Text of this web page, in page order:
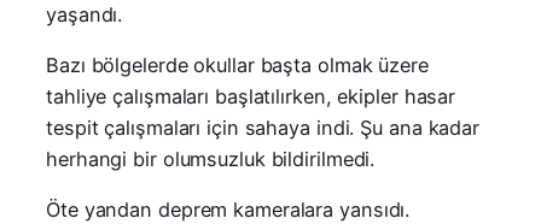
yaşandı.
Bazı bölgelerde okullar başta olmak üzere
tahliye çalışmaları başlatılırken, ekipler hasar
tespit çalışmaları için sahaya indi. Şu ana kadar
herhangi bir olumsuzluk bildirilmedi.
Öte yandan deprem kameralara yansıdı.